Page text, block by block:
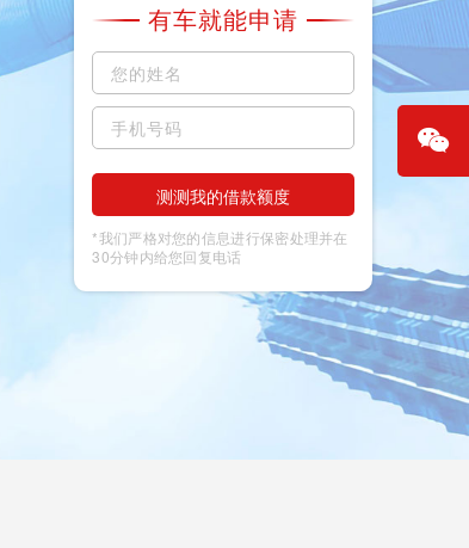
有车就能申请
测测我的借款额度
*我们严格对您的信息进行保密处理并在
30分钟内给您回复电话